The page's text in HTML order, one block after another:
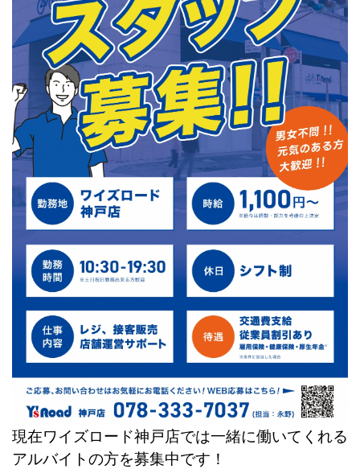
現在ワイズロード神戸店では一緒に働いてくれる
アルバイトの方を募集中です！